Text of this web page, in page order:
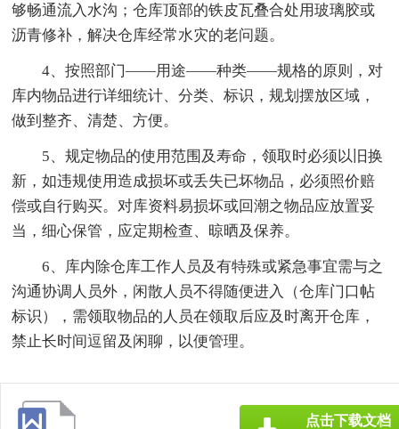
够畅通流入水沟；仓库顶部的铁皮瓦叠合处用玻璃胶或
沥青修补，解决仓库经常水灾的老问题。
4、按照部门——用途——种类——规格的原则，对
库内物品进行详细统计、分类、标识，规划摆放区域，
做到整齐、清楚、方便。
5、规定物品的使用范围及寿命，领取时必须以旧换
新，如违规使用造成损坏或丢失已坏物品，必须照价赔
偿或自行购买。对库资料易损坏或回潮之物品应放置妥
当，细心保管，应定期检查、晾晒及保养。
6、库内除仓库工作人员及有特殊或紧急事宜需与之
沟通协调人员外，闲散人员不得随便进入（仓库门口帖
标识），需领取物品的人员在领取后应及时离开仓库，
禁止长时间逗留及闲聊，以便管理。
点击下载文档